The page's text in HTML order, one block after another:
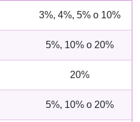
3%, 4%, 5% o 10%
5%, 10% o 20%
20%
5%, 10% o 20%